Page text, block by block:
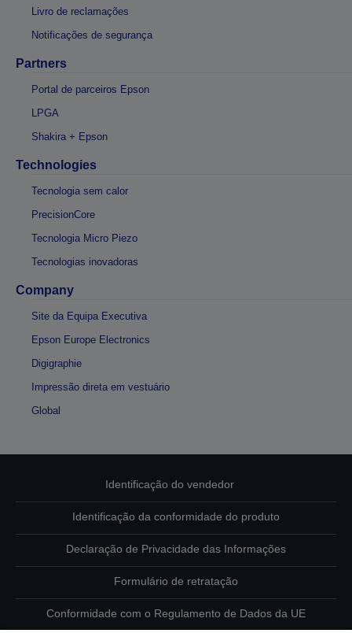
Livro de reclamações
Notificações de segurança
Partners
Portal de parceiros Epson
LPGA
Shakira + Epson
Technologies
Tecnologia sem calor
PrecisionCore
Tecnologia Micro Piezo
Tecnologias inovadoras
Company
Site da Equipa Executiva
Epson Europe Electronics
Digigraphie
Impressão direta em vestuário
Global
Identificação do vendedor
Identificação da conformidade do produto
Declaração de Privacidade das Informações
Formulário de retratação
Conformidade com o Regulamento de Dados da UE